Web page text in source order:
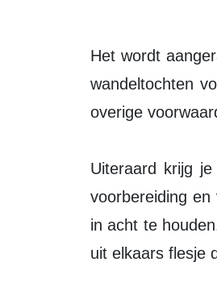
Het wordt aangeraden een afgedrukte versie van de route mee te nemen op de
wandeltochten
overige
Uiteraard krijg
voorbereiding
in acht te
uit elkaars flesje